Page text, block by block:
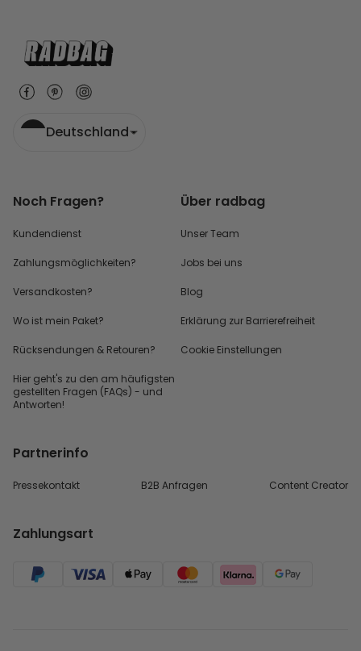
Deutschland
Noch Fragen?
Kundendienst
Zahlungsmöglichkeiten?
Versandkosten?
Wo ist mein Paket?
Rücksendungen & Retouren?
Hier geht's zu den am häufigsten
gestellten Fragen (FAQs) - und
Antworten!
Über radbag
Unser Team
Jobs bei uns
Blog
Erklärung zur Barrierefreiheit
Cookie Einstellungen
Partnerinfo
Pressekontakt B2B Anfragen Content Creator
Zahlungsart